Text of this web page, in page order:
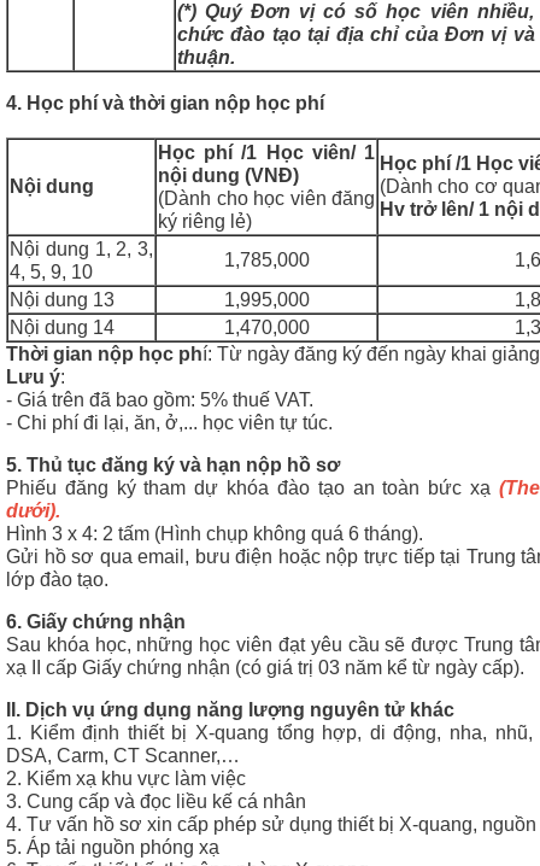
(*) Quý Đơn vị có số học viên
chức đào tạo tại địa chỉ của Đơn vị
thuận.
4. Học phí và thời gian nộp học phí
Nội dung
Học phí /1 Học viên/ 1
nội dung (VNĐ)
(Dành cho học viên đăng
ký riêng lẻ)
Học phí /1 Học
(Dành cho cơ
Hv trở lên/ 1 nội
Nội dung 1, 2, 3,
4, 5, 9, 10
1,785,000
Nội dung 13
1,995,000
Nội dung 14
1,470,000
Thời gian nộp học phí: Từ ngày đăng ký đến ngày khai
Lưu ý:
- Giá trên đã bao gồm: 5% thuế VAT.
- Chi phí đi lại, ăn, ở,... học viên tự túc.
5. Thủ tục đăng ký và hạn nộp hồ sơ
Phiếu đăng ký tham dự khóa đào tạo an toàn bức xạ
dưới).
Hình 3 x 4: 2 tấm (Hình chụp không quá 6 tháng).
Gửi hồ sơ qua email, bưu điện hoặc nộp trực tiếp tại Trung
lớp đào tạo.
6. Giấy chứng nhận
Sau khóa học, những học viên đạt yêu cầu sẽ được Trung
xạ II cấp Giấy chứng nhận (có giá trị 03 năm kể từ ngày cấp).
II. Dịch vụ ứng dụng năng lượng nguyên tử khác
1. Kiểm định thiết bị X-quang tổng hợp, di động, nha, nhũ,
DSA, Carm, CT Scanner,…
2. Kiểm xạ khu vực làm việc
3. Cung cấp và đọc liều kế cá nhân
4. Tư vấn hồ sơ xin cấp phép sử dụng thiết bị X-quang,
5. Áp tải nguồn phóng xạ